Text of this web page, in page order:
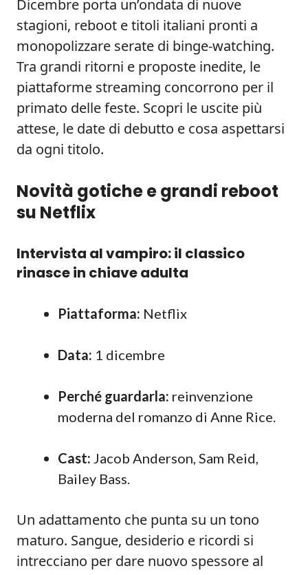
Dicembre porta un’ondata di nuove
stagioni, reboot e titoli italiani pronti a
monopolizzare serate di binge-watching.
Tra grandi ritorni e proposte inedite, le
piattaforme streaming concorrono per il
primato delle feste. Scopri le uscite più
attese, le date di debutto e cosa aspettarsi
da ogni titolo.
Novità gotiche e grandi reboot
su Netflix
Intervista al vampiro: il classico
rinasce in chiave adulta
Piattaforma: Netflix
Data: 1 dicembre
Perché guardarla: reinvenzione
moderna del romanzo di Anne Rice.
Cast: Jacob Anderson, Sam Reid,
Bailey Bass.
Un adattamento che punta su un tono
maturo. Sangue, desiderio e ricordi si
intrecciano per dare nuovo spessore al